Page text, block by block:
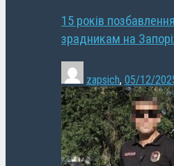
15 років
зрадникам на
zapsich, 05/12/